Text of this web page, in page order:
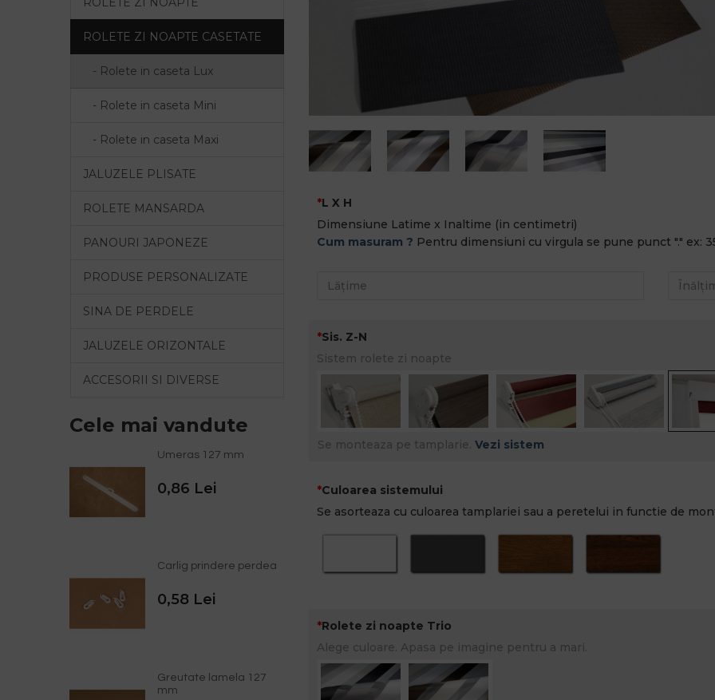
ROLETE ZI NOAPTE CASETATE
- Rolete in caseta Lux
- Rolete in caseta Mini
- Rolete in caseta Maxi
JALUZELE PLISATE
ROLETE MANSARDA
PANOURI JAPONEZE
PRODUSE PERSONALIZATE
SINA DE PERDELE
JALUZELE ORIZONTALE
ACCESORII SI DIVERSE
Cele mai vandute
Umeras 127 mm
0,86 Lei
Carlig prindere perdea
0,58 Lei
Greutate lamela 127
mm
L X H
Dimensiune Latime x Inaltime (in centimetri)
Cum masuram ? Pentru dimensiuni cu virgula se pune punct "." ex:
Sis. Z-N
Sistem rolete zi noapte
Se monteaza pe tamplarie. Vezi sistem
Culoarea sistemului
Se asorteaza cu culoarea tamplariei sau a peretelui in functie de
Rolete zi noapte Trio
Alege culoare. Apasa pe imagine pentru a mari.